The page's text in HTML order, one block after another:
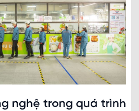
nghệ trong quá trình